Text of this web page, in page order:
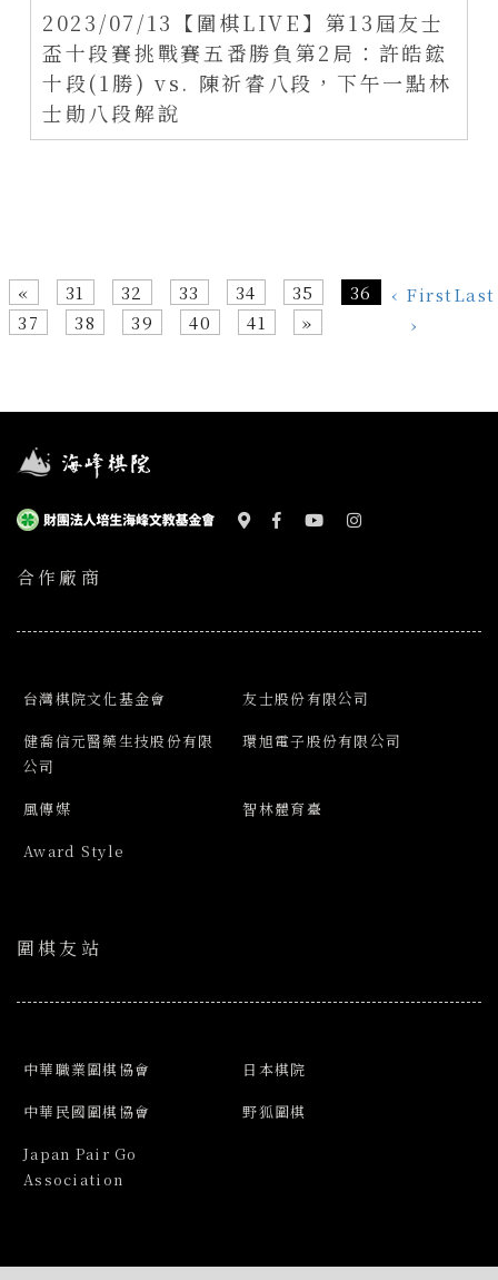
2023/07/13【圍棋LIVE】第13屆友士
盃十段賽挑戰賽五番勝負第2局：許皓鋐
十段(1勝) vs. 陳祈睿八段，下午一點林
士勛八段解說
‹ First
« 31 32 33 34 35
36
37
38 39 40 41 »
Last
›
合作廠商
台灣棋院文化基金會
友士股份有限公司
健喬信元醫藥生技股份有限
公司
環旭電子股份有限公司
風傳媒
智林體育臺
Award Style
圍棋友站
中華職業圍棋協會
日本棋院
中華民國圍棋協會
野狐圍棋
Japan Pair Go
Association